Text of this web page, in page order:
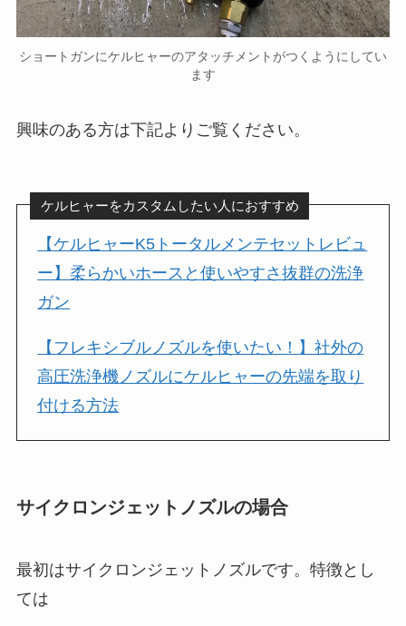
ショートガンにケルヒャーのアタッチメントがつくようにしてい
ます
興味のある方は下記よりご覧ください。
ケルヒャーをカスタムしたい人におすすめ
【ケルヒャーK5トータルメンテセットレビュ
ー】柔らかいホースと使いやすさ抜群の洗浄
ガン
【フレキシブルノズルを使いたい！】社外の
高圧洗浄機ノズルにケルヒャーの先端を取り
付ける方法
サイクロンジェットノズルの場合
最初はサイクロンジェットノズルです。特徴とし
ては